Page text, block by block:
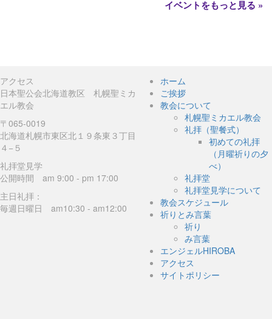
イベントをもっと見る »
アクセス
日本聖公会北海道教区 札幌聖ミカ
エル教会
〒065-0019
北海道札幌市東区北１９条東３丁目
４−５
礼拝堂見学
公開時間 am 9:00 - pm 17:00
主日礼拝：
毎週日曜日 am10:30 - am12:00
ホーム
ご挨拶
教会について
札幌聖ミカエル教会
礼拝（聖餐式）
初めての礼拝
（月曜祈りの夕
べ）
礼拝堂
礼拝堂見学について
教会スケジュール
祈りとみ言葉
祈り
み言葉
エンジェルHIROBA
アクセス
サイトポリシー